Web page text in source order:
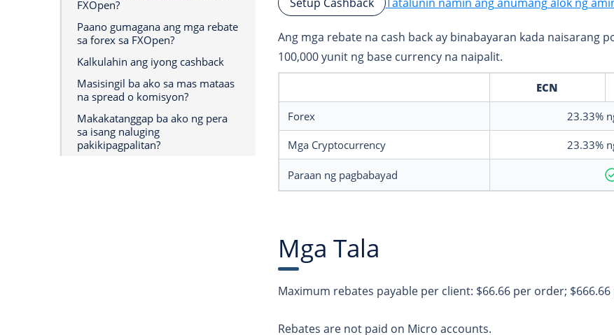
FXOpen?
Paano gumagana ang mga rebate
sa forex sa FXOpen?
Kalkulahin ang iyong cashback
Masisingil ba ako sa mas mataas
na spread o komisyon?
Makakatanggap ba ako ng pera
sa isang naluging
pakikipagpalitan?
Ang mga rebate na cash back ay binabayaran kada naisarang
100,000 yunit ng base currency na naipalit.
ECN
Forex 23.33%
Mga Cryptocurrency 23.33%
Paraan ng pagbabayad
Mga Tala
Maximum rebates payable per client: $66.66 per order;
Rebates are not paid on Micro accounts.